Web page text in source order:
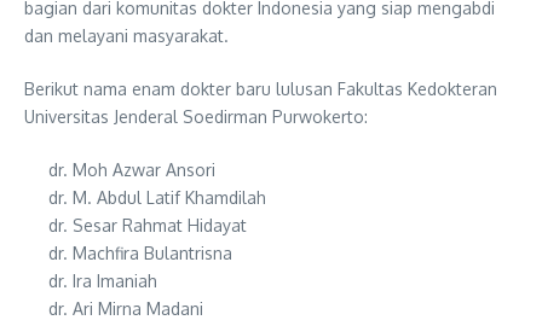
bagian dari komunitas dokter Indonesia yang siap mengabdi
dan melayani masyarakat.
Berikut nama enam dokter baru lulusan Fakultas Kedokteran
Universitas Jenderal Soedirman Purwokerto:
dr. Moh Azwar Ansori
dr. M. Abdul Latif Khamdilah
dr. Sesar Rahmat Hidayat
dr. Machfira Bulantrisna
dr. Ira Imaniah
dr. Ari Mirna Madani